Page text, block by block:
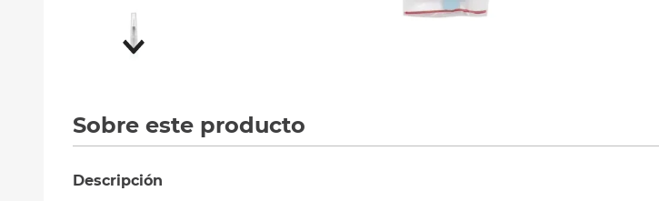
Sobre este producto
Descripción